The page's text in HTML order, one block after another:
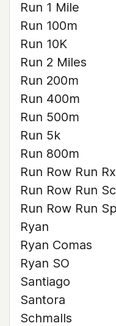
Run 1 Mile
Run 100m
Run 10K
Run 2 Miles
Run 200m
Run 400m
Run 500m
Run 5k
Run 800m
Run Row Run Rx
Run Row Run
Run Row Run
Ryan
Ryan Comas
Ryan SO
Santiago
Santora
Schmalls